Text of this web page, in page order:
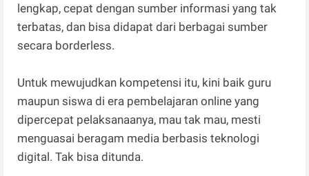
lengkap, cepat dengan sumber informasi yang tak
terbatas, dan bisa didapat dari berbagai sumber
secara borderless.
Untuk mewujudkan kompetensi itu, kini baik guru
maupun siswa di era pembelajaran online yang
dipercepat pelaksanaanya, mau tak mau, mesti
menguasai beragam media berbasis teknologi
digital. Tak bisa ditunda.